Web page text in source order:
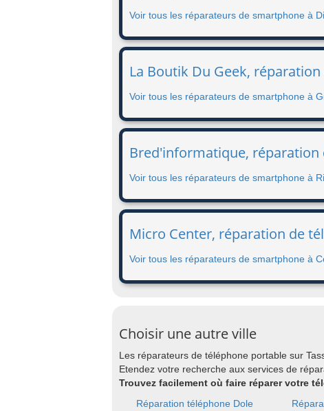
Voir tous les réparateurs de smartphone à
La Boutik Du Geek,
Voir tous les réparateurs de smartphone à
Bred'informatique, réparation
Voir tous les réparateurs de smartphone à
Micro Center, réparation de
Voir tous les réparateurs de smartphone à
Choisir une autre ville
Les réparateurs de téléphone portable sur
Etendez votre recherche aux services de
Trouvez facilement où faire réparer votre
Réparation téléphone Dole